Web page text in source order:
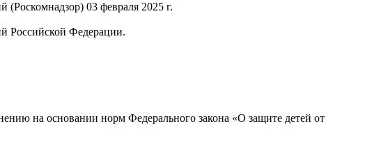
03 февраля 2025 г.
Российской Федерации.
на основании норм Федерального закона «О защите детей от